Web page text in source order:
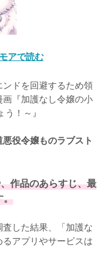
アで読む
ドを回避するため領
『加護なし令嬢の小
！～』
役令嬢ものラブスト
作品のあらすじ、最
。
した結果、「加護な
アプリやサービスは